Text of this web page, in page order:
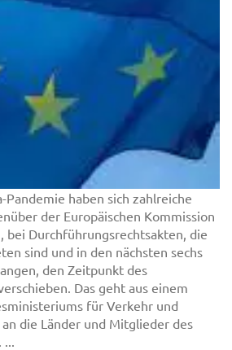
haben sich zahlreiche
der Europäischen Kommission
bei Durchführungsrechtsakten, die
sind und in den nächsten sechs
den Zeitpunkt des
Das geht aus einem
für Verkehr und
die Länder und Mitglieder des